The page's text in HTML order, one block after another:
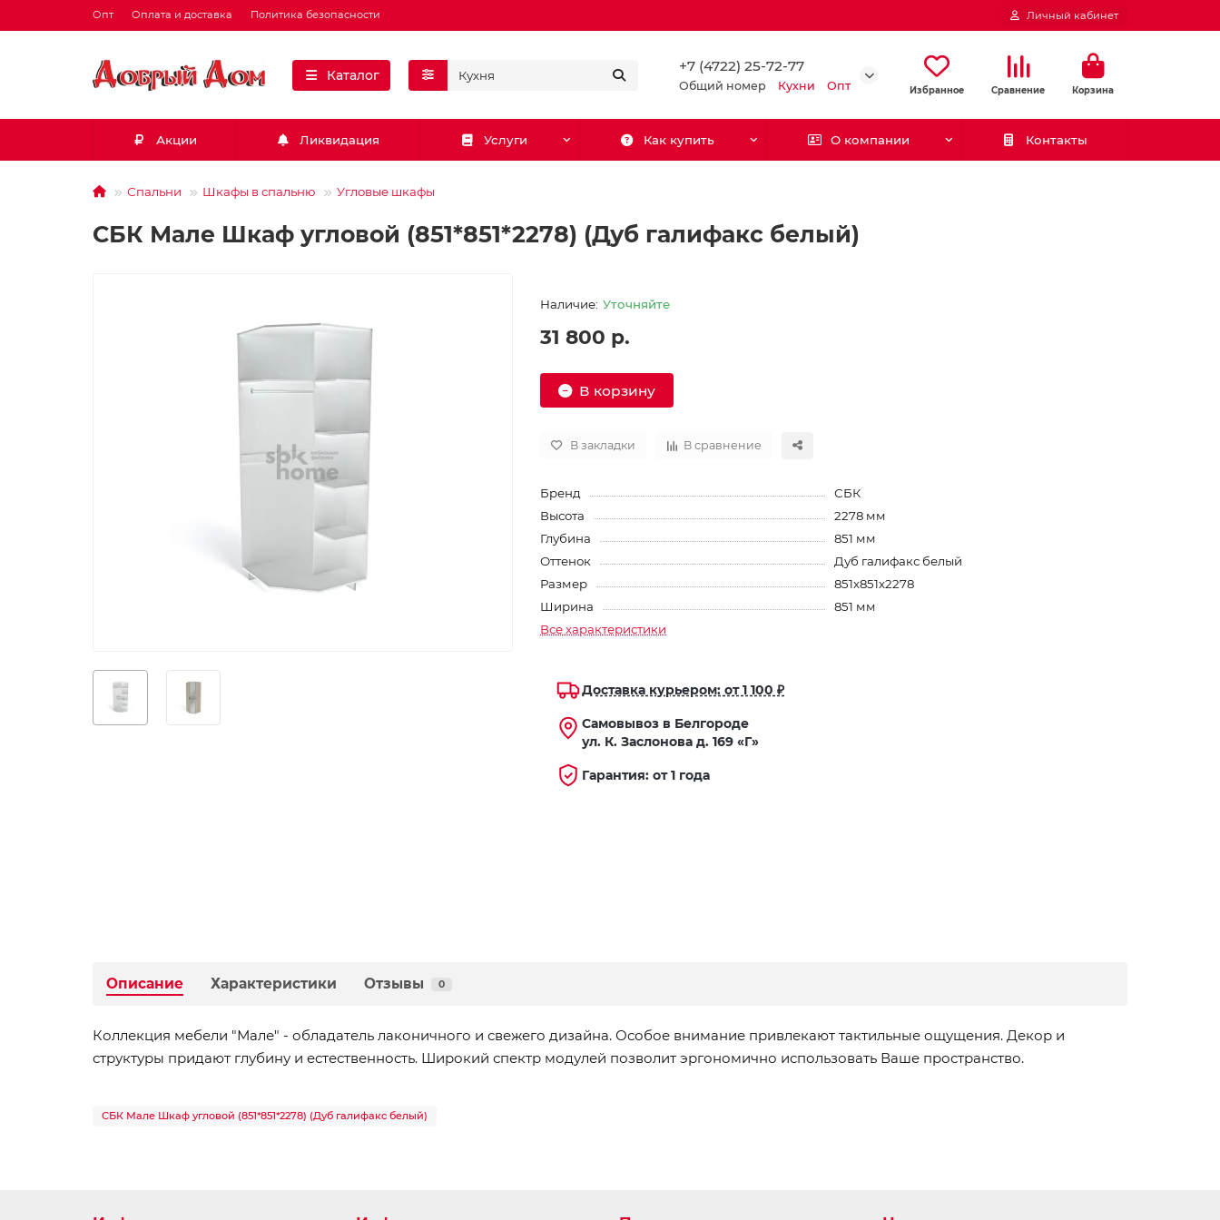
Опт Оплата и доставка Политика безопасности Личный кабинет
Каталог
+7 (4722) 25-72-77
Общий номер Кухни Опт Избранное Сравнение Корзина
Акции Ликвидация Услуги Как купить О компании Контакты
Спальни Шкафы в спальню Угловые шкафы
СБК Мале Шкаф угловой (851*851*2278) (Дуб галифакс белый)
Уточняйте
31 800 р.
В корзину
В закладки В сравнение
Бренд
СБК
Высота
2278 мм
Глубина
851 мм
Оттенок
Дуб галифакс белый
Размер
851х851х2278
Ширина
851 мм
Все характеристики
Доставка курьером: от 1 100 ₽
Самовывоз в Белгороде
ул. К. Заслонова д. 169 «Г»
Гарантия: от 1 года
Описание Характеристики Отзывы 0
Коллекция мебели "Мале" - обладатель лаконичного и свежего дизайна. Особое внимание привлекают тактильные ощущения. Декор и
структуры придают глубину и естественность. Широкий спектр модулей позволит эргономично использовать Ваше пространство.
СБК Мале Шкаф угловой (851*851*2278) (Дуб галифакс белый)